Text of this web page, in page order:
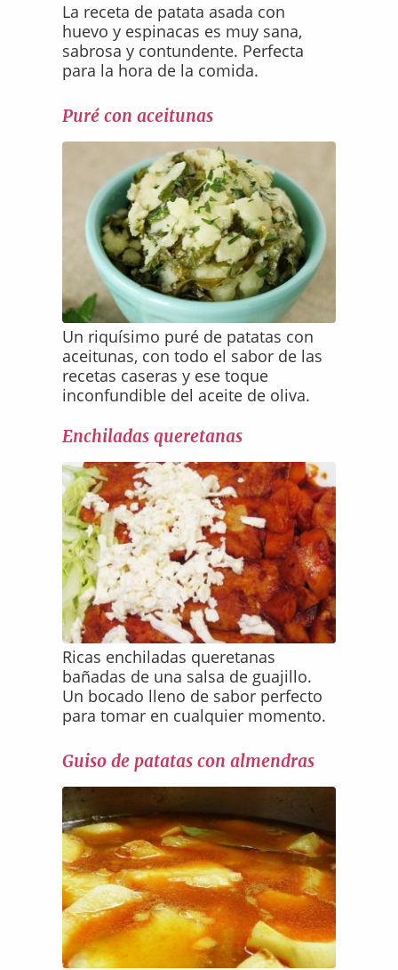
La receta de patata asada con
huevo y espinacas es muy sana,
sabrosa y contundente. Perfecta
para la hora de la comida.
Puré con aceitunas
Un riquísimo puré de patatas con
aceitunas, con todo el sabor de las
recetas caseras y ese toque
inconfundible del aceite de oliva.
Enchiladas queretanas
Ricas enchiladas queretanas
bañadas de una salsa de guajillo.
Un bocado lleno de sabor perfecto
para tomar en cualquier momento.
Guiso de patatas con almendras